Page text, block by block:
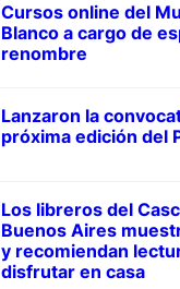
Cursos online del
Blanco a cargo de
renombre
Lanzaron la
próxima edición del
Los libreros del
Buenos Aires
y recomiendan
disfrutar en casa